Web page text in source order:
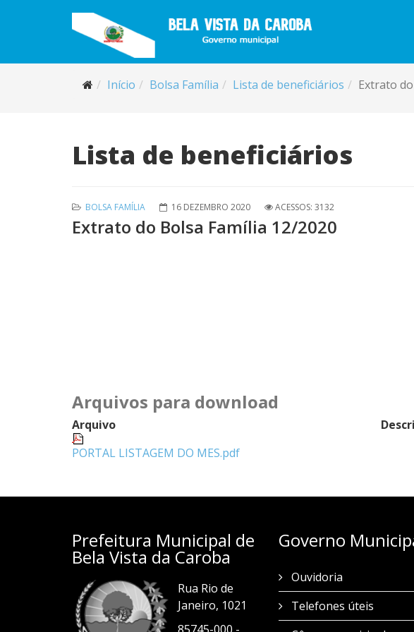
Início Bolsa Família Lista de beneficiários Extrato
Lista de beneficiários
BOLSA FAMÍLIA 16 DEZEMBRO 2020 ACESSOS: 3132
Extrato do Bolsa Família 12/2020
Arquivos para download
Arquivo
PORTAL LISTAGEM DO MES.pdf
Prefeitura Municipal de
Bela Vista da Caroba
Rua Rio de
Janeiro, 1021
Governo
Ouvidoria
Telefones úteis